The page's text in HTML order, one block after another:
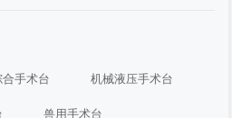
手术台 机械液压手术台
兽用手术台